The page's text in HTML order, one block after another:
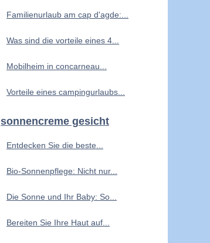
Familienurlaub am cap d'agde:...
Was sind die vorteile eines 4...
Mobilheim in concarneau...
Vorteile eines campingurlaubs...
sonnencreme gesicht
Entdecken Sie die beste...
Bio-Sonnenpflege: Nicht nur...
Die Sonne und Ihr Baby: So...
Bereiten Sie Ihre Haut auf...